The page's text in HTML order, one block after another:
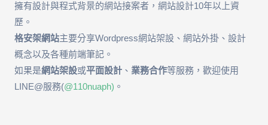
擁有設計與程式背景的網站接案者，網站設計10年以上資
歷。
格安架網站主要分享Wordpress網站架設、網站外掛、設計
概念以及各種前端筆記。
如果是網站架設或平面設計 、 業務合作等服務，歡迎使用
LINE@服務(@110nuaph) 。